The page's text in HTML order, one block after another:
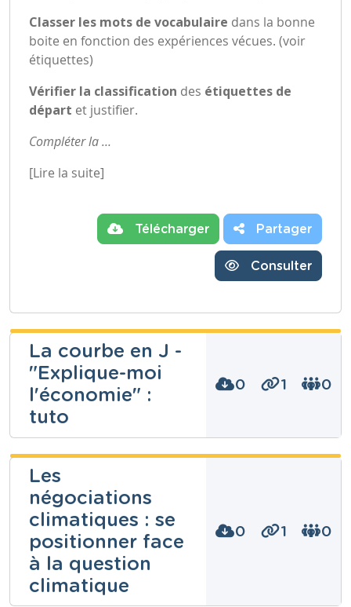
Classer les mots de vocabulaire dans la bonne
boite en fonction des expériences vécues. (voir
étiquettes)
Vérifier la classification des étiquettes de
départ et justifier.
Compléter la …
[Lire la suite]
Télécharger Partager
Consulter
La courbe en J -
"Explique-moi
l'économie" :
tuto
0 1 0
Paoli
Niveau
Secondaire
Cours
Sciences économiques
Année
3 années
Tags
Les
négociations
climatiques : se
positionner face
à la question
climatique
0 1 0